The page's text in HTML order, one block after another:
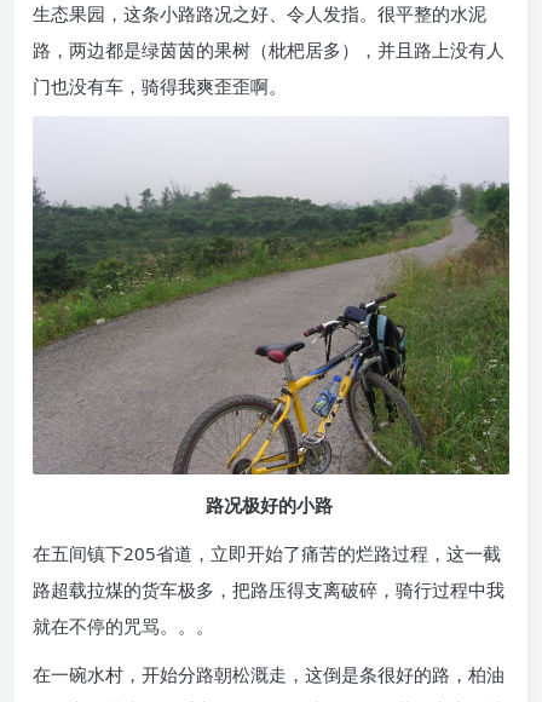
生态果园，这条小路路况之好、令人发指。很平整的水泥
路，两边都是绿茵茵的果树（枇杷居多），并且路上没有人
门也没有车，骑得我爽歪歪啊。
路况极好的小路
在五间镇下205省道，立即开始了痛苦的烂路过程，这一截
路超载拉煤的货车极多，把路压得支离破碎，骑行过程中我
就在不停的咒骂。。。
在一碗水村，开始分路朝松溉走，这倒是条很好的路，柏油